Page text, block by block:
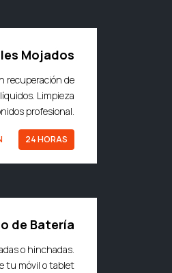
Mojados
recuperación de
Limpieza
profesional.
24 HORAS
de Batería
o hinchadas.
tu móvil o tablet